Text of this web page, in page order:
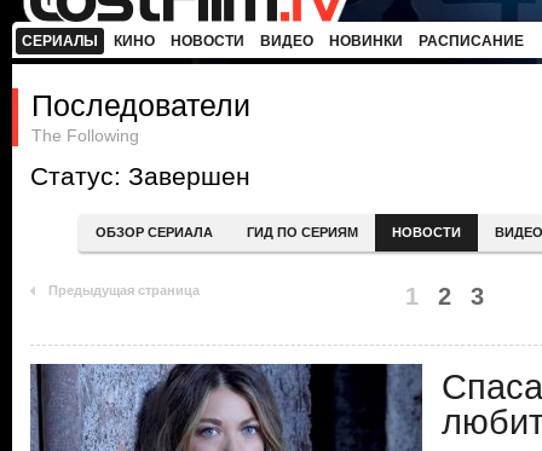
СЕРИАЛЫ КИНО НОВОСТИ ВИДЕО НОВИНКИ РАСПИСАНИЕ
Последователи
The Following
Статус: Завершен
ОБЗОР СЕРИАЛА ГИД ПО СЕРИЯМ НОВОСТИ ВИДЕО
Предыдущая страница 1 2 3